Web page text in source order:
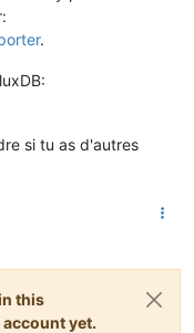
.
si tu as d'autres
this
yet.